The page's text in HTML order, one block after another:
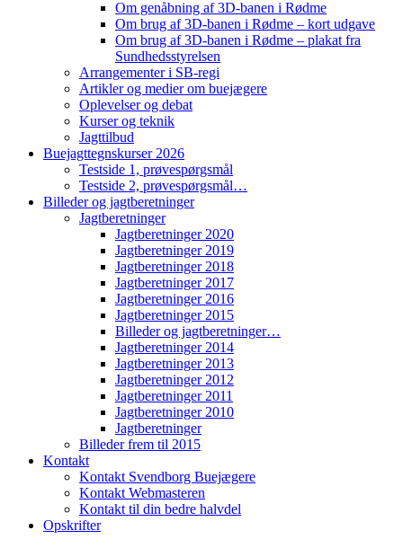
Om genåbning af 3D-banen i Rødme
Om brug af 3D-banen i Rødme – kort udgave
Om brug af 3D-banen i Rødme – plakat fra
Sundhedsstyrelsen
Arrangementer i SB-regi
Artikler og medier om buejægere
Oplevelser og debat
Kurser og teknik
Jagttilbud
Buejagttegnskurser 2026
Testside 1, prøvespørgsmål
Testside 2, prøvespørgsmål…
Billeder og jagtberetninger
Jagtberetninger
Jagtberetninger 2020
Jagtberetninger 2019
Jagtberetninger 2018
Jagtberetninger 2017
Jagtberetninger 2016
Jagtberetninger 2015
Billeder og jagtberetninger…
Jagtberetninger 2014
Jagtberetninger 2013
Jagtberetninger 2012
Jagtberetninger 2011
Jagtberetninger 2010
Jagtberetninger
Billeder frem til 2015
Kontakt
Kontakt Svendborg Buejægere
Kontakt Webmasteren
Kontakt til din bedre halvdel
Opskrifter